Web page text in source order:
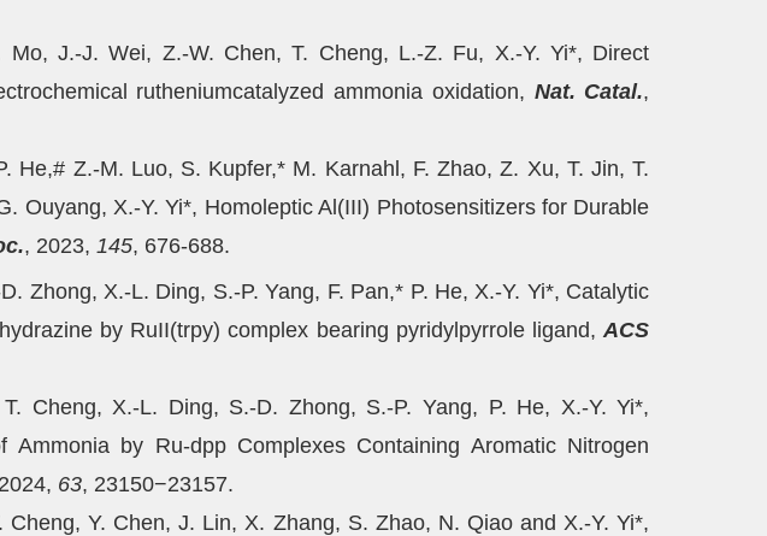
J.-J. Wei, Z.-W. Chen, T. Cheng, L.-Z. Fu, X.-Y. Yi*, Direct
rutheniumcatalyzed ammonia oxidation, Nat. Catal.,
He,# Z.-M. Luo, S. Kupfer,* M. Karnahl, F. Zhao, Z. Xu, T. Jin, T.
Ouyang, X.-Y. Yi*, Homoleptic Al(III) Photosensitizers for Durable
, 2023, 145, 676-688.
Zhong, X.-L. Ding, S.-P. Yang, F. Pan,* P. He, X.-Y. Yi*, Catalytic
by RuII(trpy) complex bearing pyridylpyrrole ligand,ACS
Cheng, X.-L. Ding, S.-D. Zhong, S.-P. Yang, P. He, X.-Y. Yi*,
Ammonia by Ru-dpp Complexes Containing Aromatic Nitrogen
63, 23150−23157.
Cheng, Y. Chen, J. Lin, X. Zhang, S. Zhao, N. Qiao and X.-Y. Yi*,